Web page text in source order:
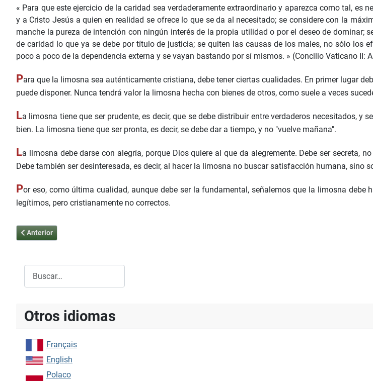
« Para que este ejercicio de la caridad sea verdaderamente extraordinario y aparezca como tal, es
y a Cristo Jesús a quien en realidad se ofrece lo que se da al necesitado; se considere con la
manche la pureza de intención con ningún interés de la propia utilidad o por el deseo de
de caridad lo que ya se debe por título de justicia; se quiten las causas de los males, no sólo los
poco a poco de la dependencia externa y se vayan bastando por sí mismos. » (Concilio Vaticano
Para que la limosna sea auténticamente cristiana, debe tener ciertas cualidades. En primer lugar
puede disponer. Nunca tendrá valor la limosna hecha con bienes de otros, como suele a veces
La limosna tiene que ser prudente, es decir, que se debe distribuir entre verdaderos necesitados,
bien. La limosna tiene que ser pronta, es decir, se debe dar a tiempo, y no "vuelve mañana".
La limosna debe darse con alegría, porque Dios quiere al que da alegremente. Debe ser secreta,
Debe también ser desinteresada, es decir, al hacer la limosna no buscar satisfacción humana, sino
Por eso, como última cualidad, aunque debe ser la fundamental, señalemos que la limosna
legítimos, pero cristianamente no correctos.
Artículo anterior: La Avaricia, un mal espantoso - De los Pecados Capitales
Anterior
Otros idiomas
Français
English
Polaco